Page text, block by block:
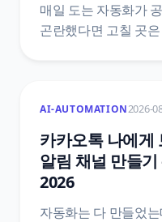
매일 도는 자동화가
곤란했다면 고칠 곳
틀리는지, 공식 문서
어디인지까지 원문
AI-AUTOMATION2026-
카카오톡 나에게
알림 채널 만들
2026
자동화는 다 만들었